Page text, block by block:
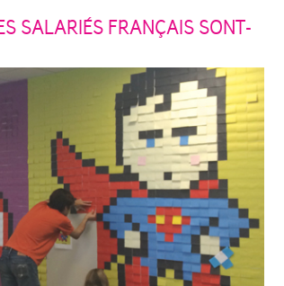
SALARIÉS FRANÇAIS SONT-